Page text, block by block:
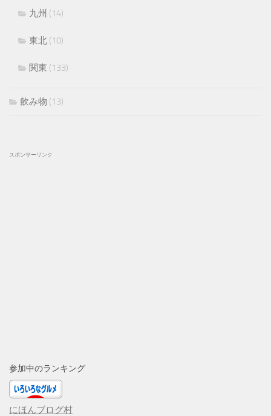
九州 (14)
東北 (10)
関東 (133)
飲み物 (13)
スポンサーリンク
参加中のランキング
にほんブログ村